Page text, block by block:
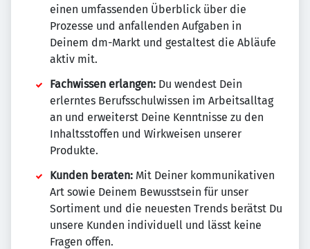
einen umfassenden Überblick über die
Prozesse und anfallenden Aufgaben in
Deinem dm-Markt und gestaltest die Abläufe
aktiv mit.
Fachwissen erlangen: Du wendest Dein
erlerntes Berufsschulwissen im Arbeitsalltag
an und erweiterst Deine Kenntnisse zu den
Inhaltsstoffen und Wirkweisen unserer
Produkte.
Kunden beraten: Mit Deiner kommunikativen
Art sowie Deinem Bewusstsein für unser
Sortiment und die neuesten Trends berätst Du
unsere Kunden individuell und lässt keine
Fragen offen.